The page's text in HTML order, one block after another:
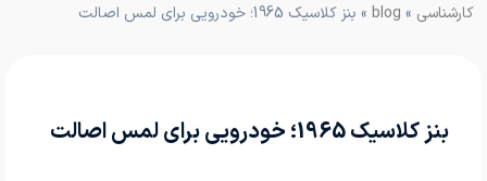
کارشناسی »
blog » بنز کلاسیک 1965؛ خودرویی برای لمس اصالت
بنز کلاسیک 1965؛ خودرویی برای لمس اصالت